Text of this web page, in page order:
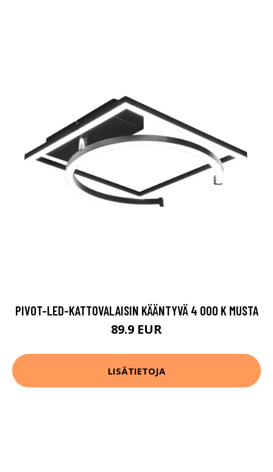
PIVOT-LED-KATTOVALAISIN KÄÄNTYVÄ 4 000 K MUSTA
89.9 EUR
LISÄTIETOJA